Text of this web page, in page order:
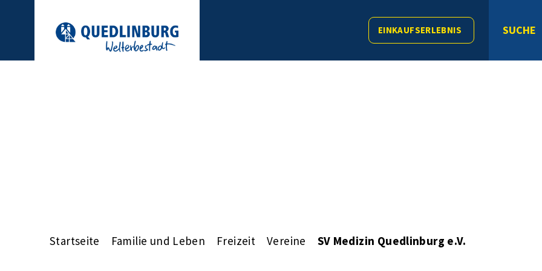
EINKAUFSERLEBNIS SUCHE
Startseite Familie und Leben Freizeit Vereine SV Medizin Quedlinburg e.V.